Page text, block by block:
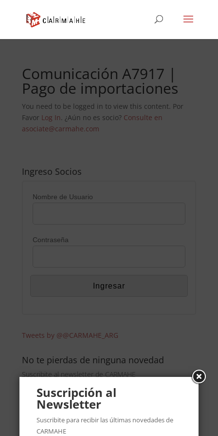
Comunicación A7917 |
Pago de importaciones
You need to be logged in to view this content. Por
Favor Log In. ¿Aún no es socio? Consulte en
asociate@carmahe.com
Ingreso Socios
Nombre de Usuario
Contraseña
Tweets by @@CARMAHE_ARG
No te pierdas de ninguna novedad
Suscribite al newsletter de CARMAHE
Suscripción al
Newsletter
Suscribite para recibir las últimas novedades de
CARMAHE